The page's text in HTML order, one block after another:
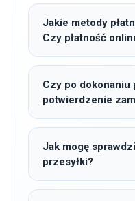
Jakie metody
Czy płatność
Czy po dokonaniu
potwierdzenie
Jak mogę
przesyłki?